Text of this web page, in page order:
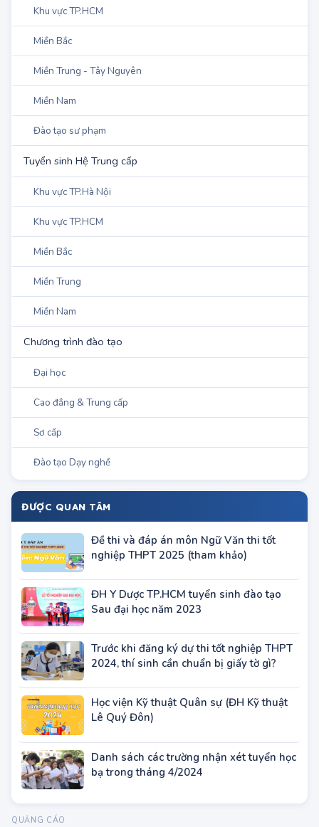
Khu vực TP.Hà Nội
Khu vực TP.HCM
Miền Bắc
Miền Trung - Tây Nguyên
Miền Nam
Đào tạo sư phạm
Tuyển sinh Hệ Trung cấp
Khu vực TP.Hà Nội
Khu vực TP.HCM
Miền Bắc
Miền Trung
Miền Nam
Chương trình đào tạo
Đại học
Cao đẳng & Trung cấp
Sơ cấp
Đào tạo Dạy nghề
ĐƯỢC QUAN TÂM
nghiệp THPT 2025 (tham khảo)
Sau đại học năm 2023
2024, thí sinh cần chuẩn bị giấy tờ gì?
Lê Quý Đôn)
bạ trong tháng 4/2024